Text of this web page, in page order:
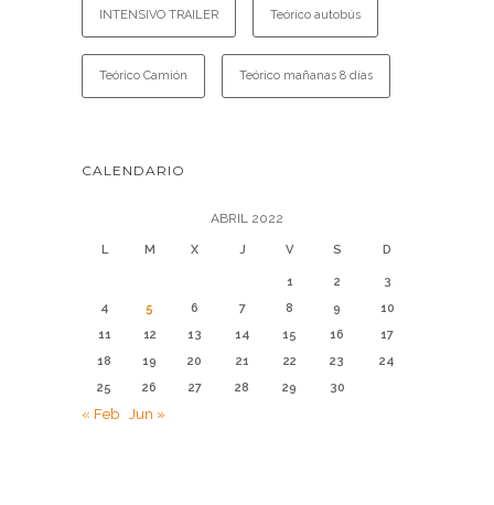
INTENSIVO TRAILER Teórico autobús
Teórico Camión Teórico mañanas 8 días
CALENDARIO
ABRIL 2022
L M X J V S D
1 2
3
4
5 6 7 8 9
10
11
12 13 14 15 16
17
18
19 20 21 22 23
24
25
26 27 28 29 30
« Feb Jun »